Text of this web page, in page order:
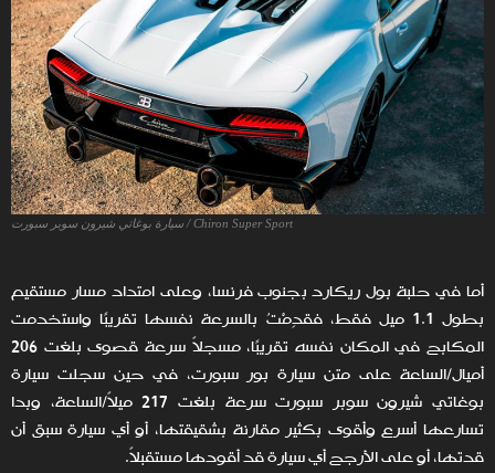
Chiron Super Sport / سيارة بوغاتي شيرون سوبر سبورت
أما في حلبة بول ريكارد بجنوب فرنسا، وعلى امتداد مسار مستقيم
بطول 1.1 ميل فقط، فقدِمْتُ بالسرعة نفسها تقريبًا واستخدمت
المكابح في المكان نفسه تقريبًا، مسجلاً سرعة قصوى بلغت 206
أميال/الساعة على متن سيارة بور سبورت، في حين سجلت سيارة
بوغاتي شيرون سوبر سبورت سرعة بلغت 217 ميلاً/الساعة، وبدا
تسارعها أسرع وأقوى بكثير مقارنة بشقيقتها، أو أي سيارة سبق أن
قدتها، أو على الأرجح أي سيارة قد أقودها مستقبلاً.